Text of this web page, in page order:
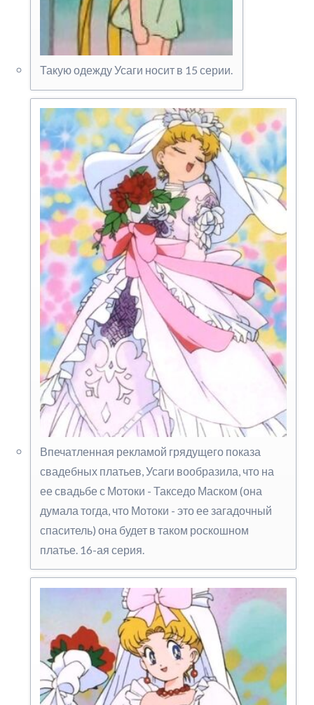
Такую одежду Усаги носит в 15 серии.
Впечатленная рекламой грядущего показа
свадебных платьев, Усаги вообразила, что на
ее свадьбе с Мотоки - Такседо Маском (она
думала тогда, что Мотоки - это ее загадочный
спаситель) она будет в таком роскошном
платье. 16-ая серия.